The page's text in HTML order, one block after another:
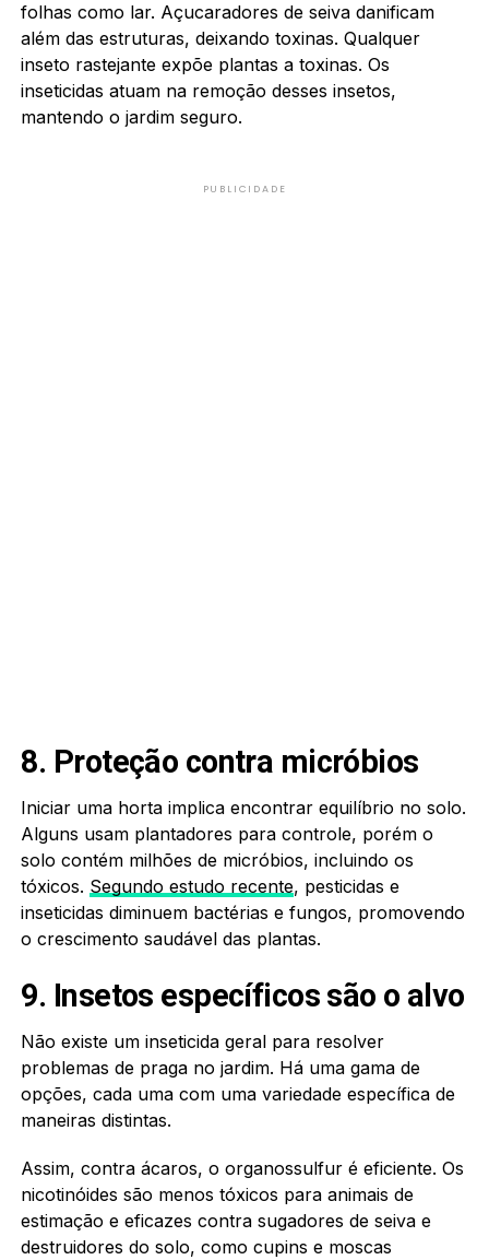
folhas como lar. Açucaradores de seiva danificam
além das estruturas, deixando toxinas. Qualquer
inseto rastejante expõe plantas a toxinas. Os
inseticidas atuam na remoção desses insetos,
mantendo o jardim seguro.
PUBLICIDADE
8. Proteção contra micróbios
Iniciar uma horta implica encontrar equilíbrio no solo.
Alguns usam plantadores para controle, porém o
solo contém milhões de micróbios, incluindo os
tóxicos. Segundo estudo recente, pesticidas e
inseticidas diminuem bactérias e fungos, promovendo
o crescimento saudável das plantas.
9. Insetos específicos são o alvo
Não existe um inseticida geral para resolver
problemas de praga no jardim. Há uma gama de
opções, cada uma com uma variedade específica de
maneiras distintas.
Assim, contra ácaros, o organossulfur é eficiente. Os
nicotinóides são menos tóxicos para animais de
estimação e eficazes contra sugadores de seiva e
destruidores do solo, como cupins e moscas